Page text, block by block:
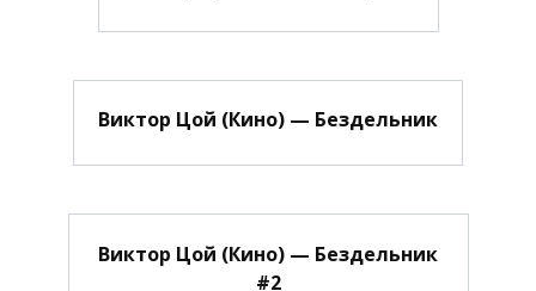
Виктор Цой (Кино) — Бездельник
Виктор Цой (Кино) — Бездельник
#2